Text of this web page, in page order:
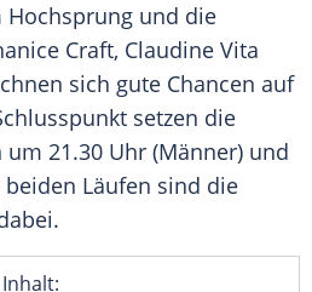
Hochsprung und die
Craft, Claudine Vita
sich gute Chancen auf
setzen die
21.30 Uhr (Männer) und
beiden Läufen sind die